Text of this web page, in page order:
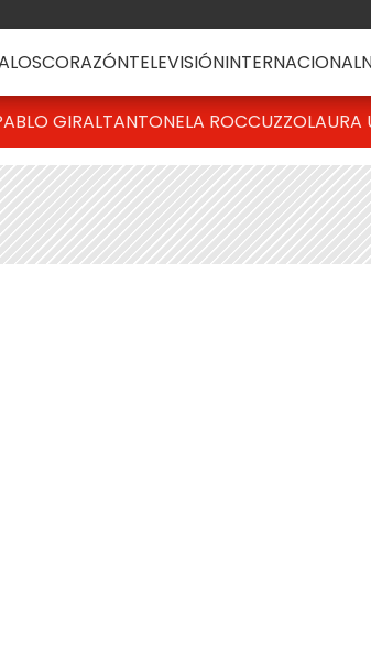
CORAZÓNTELEVISIÓNINTERNACIONAL
GIRALTANTONELA ROCCUZZOLAURA